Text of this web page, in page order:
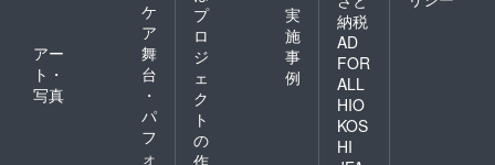
ケ
ア
アー
ト・
写真
舞
台
・
パ
フ
ォ
プ
ロ
ジ
ェ
ク
ト
の
実
施
事
例
納税
AD
FOR
ALL
HIO
KOS
HI